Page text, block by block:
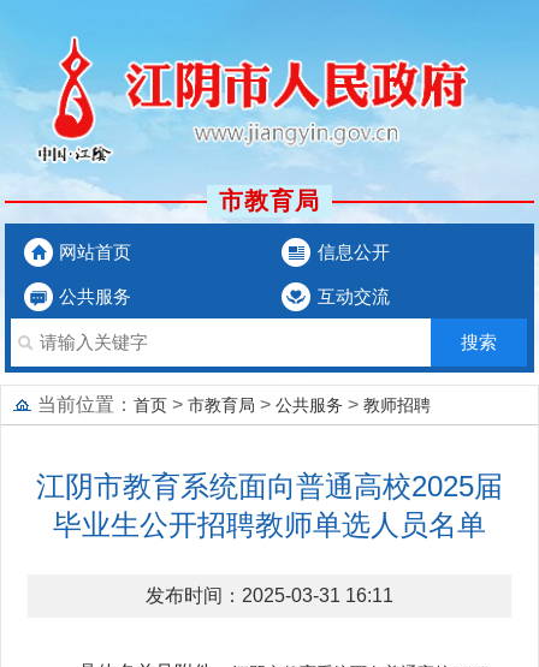
市教育局
网站首页 信息公开
公共服务 互动交流
当前位置： 首页 > 市教育局 > 公共服务 > 教师招聘
江阴市教育系统面向普通高校2025届
毕业生公开招聘教师单选人员名单
发布时间：2025-03-31 16:11